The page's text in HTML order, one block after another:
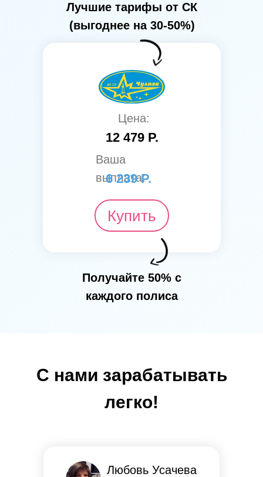
Цена:
12 479 Р.
Ваша
выплата:
6 239 Р.
Купить
Лучшие тарифы от СК
(выгоднее на 30-50%)
Получайте 50% с
каждого полиса
Любовь Усачева
С нами зарабатывать
легко!